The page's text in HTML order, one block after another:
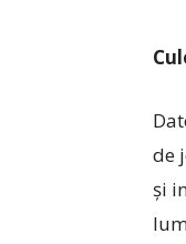
de
și